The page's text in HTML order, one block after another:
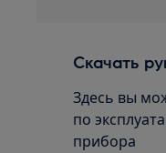
Скачать
Здесь вы
по
прибора